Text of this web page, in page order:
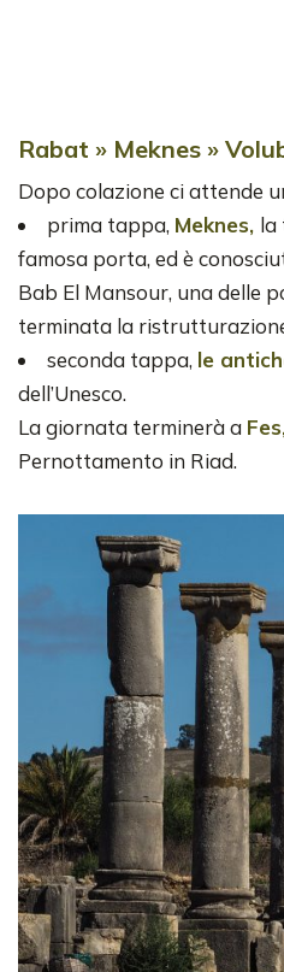
Rabat » Meknes »
Dopo colazione ci attende
prima tappa, Meknes, la
famosa porta, ed è
Bab El Mansour, una delle
terminata la
seconda tappa, le
dell’Unesco.
La giornata terminerà a
Pernottamento in Riad.